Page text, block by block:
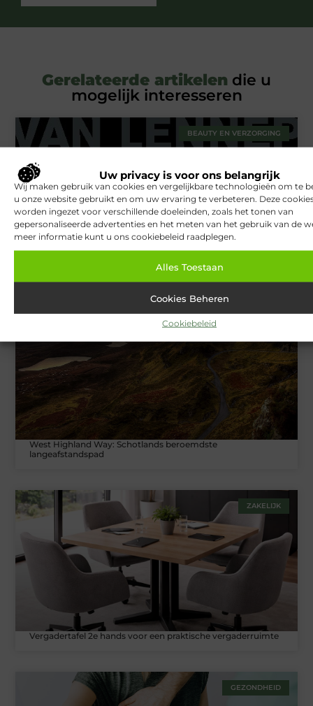
Uw privacy is voor ons belangrijk
Wij maken gebruik van cookies en vergelijkbare technologieën om te
u onze website gebruikt en om uw ervaring te verbeteren. Deze
worden ingezet voor verschillende doeleinden, zoals het tonen van
gepersonaliseerde advertenties en het meten van het gebruik van de
meer informatie kunt u ons cookiebeleid raadplegen.
Alles Toestaan
Cookies Beheren
Cookiebeleid
Gerelateerde artikelen die u
mogelijk interesseren
BEAUTY EN VERZORGING
Van Lennep Kliniek: Expertise en esthetiek in perfecte balans
TOERISME
West Highland Way: Schotlands beroemdste
langeafstandspad
ZAKELIJK
Vergadertafel 2e hands voor een praktische vergaderruimte
GEZONDHEID